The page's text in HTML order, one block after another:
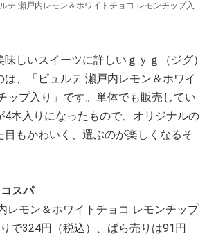
テ 瀬戸内レモン＆ホワイトチョコ レモンチップ入
しいスイーツに詳しいｇｙｇ（ジグ）
は、「ピュルテ 瀬戸内レモン＆ホワイ
ップ入り」です。単体でも販売してい
4本入りになったもので、オリジナルの
目もかわいく、選ぶのが楽しくなるそ
スパ
レモン＆ホワイトチョコ レモンチップ
で324円（税込）、ばら売りは91円